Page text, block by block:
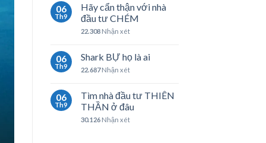
06
Th9
Hãy cẩn thận với nhà
đầu tư CHÉM
22.308Nhận xét
06
Th9
Shark BỰ họ là ai
22.687Nhận xét
06
Th9
Tìm nhà đầu tư THIÊN
THẦN ở đâu
30.126Nhận xét